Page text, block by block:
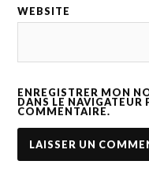
WEBSITE
ENREGISTRER MON
DANS LE
COMMENTAIRE.